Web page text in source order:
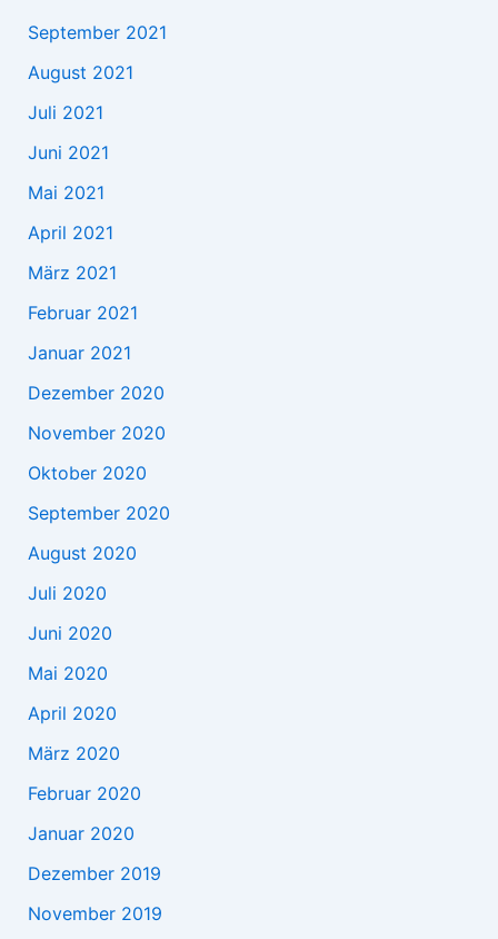
September 2021
August 2021
Juli 2021
Juni 2021
Mai 2021
April 2021
März 2021
Februar 2021
Januar 2021
Dezember 2020
November 2020
Oktober 2020
September 2020
August 2020
Juli 2020
Juni 2020
Mai 2020
April 2020
März 2020
Februar 2020
Januar 2020
Dezember 2019
November 2019